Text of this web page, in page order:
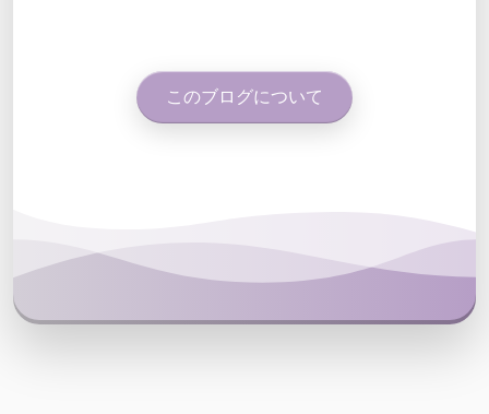
このブログについて